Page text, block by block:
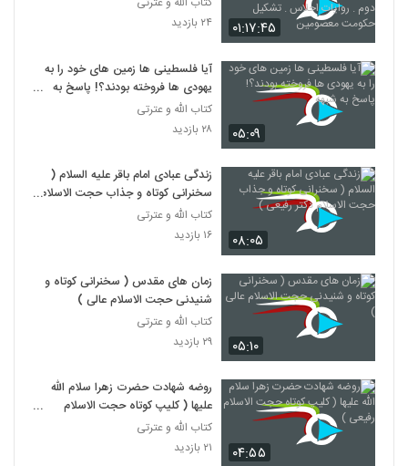
۰۱:۱۷:۴۵
. تشکیل حکومت معصومین
۲۴ بازدید
۰۵:۰۹
آیا فلسطینی ها زمین های خود را به
یهودی ها فروخته بودند؟! پاسخ به
شبهه
کتاب الله و عترتی
۲۸ بازدید
۰۸:۰۵
زندگی عبادی امام باقر علیه السلام (
سخنرانی کوتاه و جذاب حجت الاسلام
دکتر رفیعی )
کتاب الله و عترتی
۱۶ بازدید
۰۵:۱۰
زمان های مقدس ( سخنرانی کوتاه و
شنیدنی حجت الاسلام عالی )
کتاب الله و عترتی
۲۹ بازدید
۰۴:۵۵
روضه شهادت حضرت زهرا سلام الله
علیها ( کلیپ کوتاه حجت الاسلام
رفیعی )
کتاب الله و عترتی
۲۱ بازدید